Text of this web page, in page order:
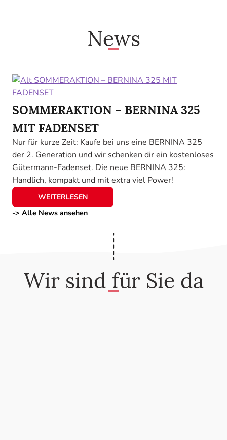
News
SOMMERAKTION – BERNINA 325
MIT FADENSET
Nur für kurze Zeit: Kaufe bei uns eine BERNINA 325
der 2. Generation und wir schenken dir ein kostenloses
Gütermann-Fadenset. Die neue BERNINA 325:
Handlich, kompakt und mit extra viel Power!
WEITERLESEN
-> Alle News ansehen
Wir sind für Sie da